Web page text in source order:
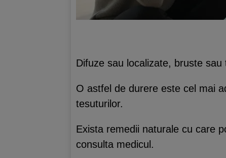
Difuze sau localizate, bruste sau
O astfel de durere este cel mai
tesuturilor.
Exista remedii naturale cu care
consulta medicul.